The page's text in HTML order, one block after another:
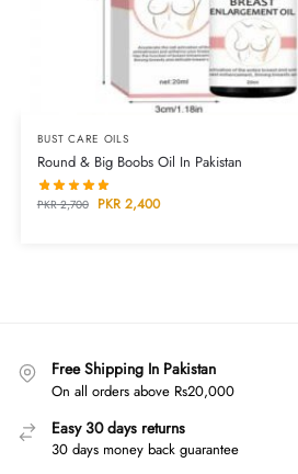
BUST CARE OILS
Round & Big Boobs Oil In Pakistan
PKR2,700 PKR2,400
Free Shipping In Pakistan
On all orders above Rs20,000
Easy 30 days returns
30 days money back guarantee